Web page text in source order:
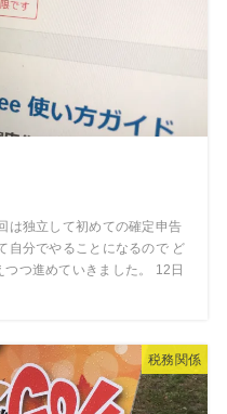
は独立して初めての確定申告
自分でやることになるので ど
つ進めていきました。 12日
税務関係